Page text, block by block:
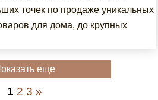
точек по продаже уникальных
для дома, до крупных
еще
1 2 3 »